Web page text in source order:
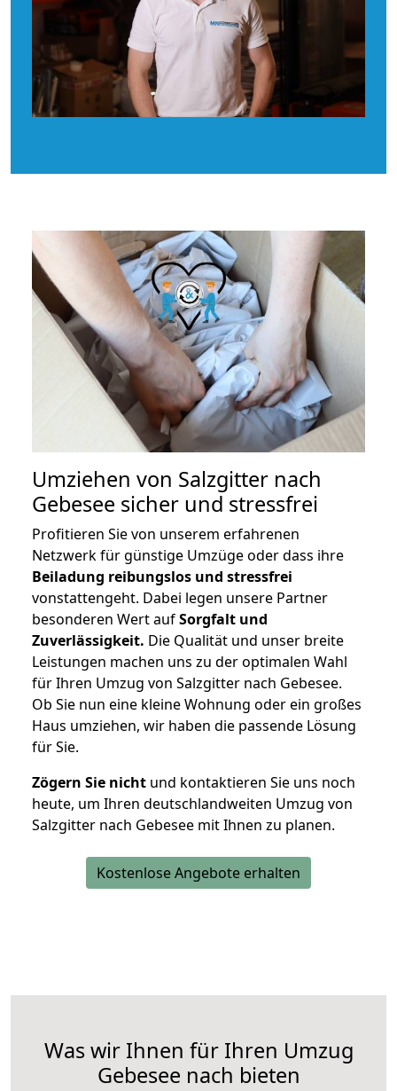
Umziehen von Salzgitter nach
Gebesee sicher und stressfrei
Profitieren Sie von unserem erfahrenen
Netzwerk für günstige Umzüge oder dass ihre
Beiladung reibungslos und stressfrei
vonstattengeht. Dabei legen unsere Partner
besonderen Wert aufSorgfalt und
Zuverlässigkeit. Die Qualität und unser breite
Leistungen machen uns zu der optimalen Wahl
für Ihren Umzug von Salzgitter nach Gebesee.
Ob Sie nun eine kleine Wohnung oder ein großes
Haus umziehen, wir haben die passende Lösung
für Sie.
Zögern Sie nicht und kontaktieren Sie uns noch
heute, um Ihren deutschlandweiten Umzug von
Salzgitter nach Gebesee mit Ihnen zu planen.
Kostenlose Angebote erhalten
Was wir Ihnen für Ihren Umzug
Gebesee nach bieten